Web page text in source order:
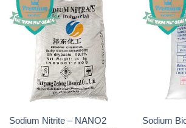
Sodium Nitrite – NANO2
Sodium